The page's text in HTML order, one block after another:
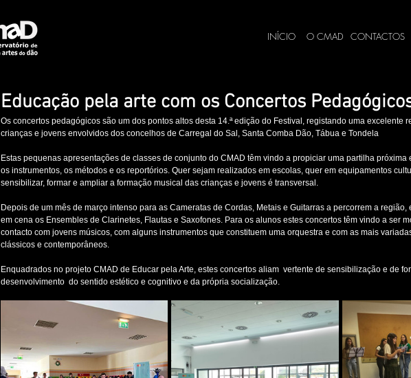
INÍCIO O CMAD CONTACTOS
Educação pela arte com os Concertos
Os concertos pedagógicos são um dos pontos altos desta 14.ª edição do Festival, registando uma excelente
crianças e jovens envolvidos dos concelhos de Carregal do Sal, Santa Comba Dão, Tábua e Tondela
Estas pequenas apresentações de classes de conjunto do CMAD têm vindo a propiciar uma partilha próxima
os instrumentos, os métodos e os reportórios. Quer sejam realizados em escolas, quer em equipamentos
sensibilizar, formar e ampliar a formação musical das crianças e jovens é transversal.
Depois de um mês de março intenso para as Cameratas de Cordas, Metais e Guitarras a percorrem a região,
em cena os Ensembles de Clarinetes, Flautas e Saxofones. Para os alunos estes concertos têm vindo a ser
contacto com jovens músicos, com alguns instrumentos que constituem uma orquestra e com as mais
clássicos e contemporâneos.
Enquadrados no projeto CMAD de Educar pela Arte, estes concertos aliam  vertente de sensibilização e de
desenvolvimento  do sentido estético e cognitivo e da própria socialização.